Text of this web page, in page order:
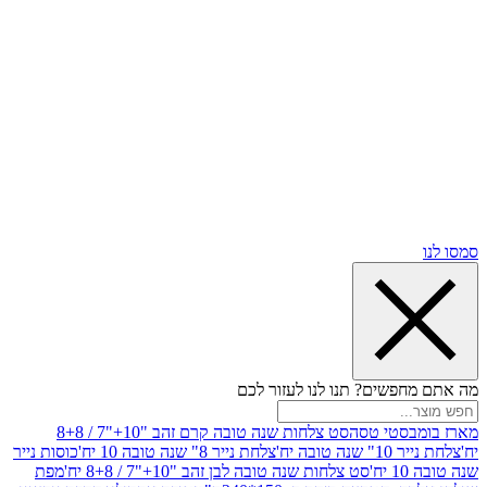
תנו לנו לעזור לכם
טסה
סט צלחות שנה טובה קרם זהב "10+"7 / 8+8
יח'
צלחת נייר 8" שנה טובה 10 יח'
כוסות נייר
סט צלחות שנה טובה לבן זהב "10+"7 / 8+8 יח'
מפת